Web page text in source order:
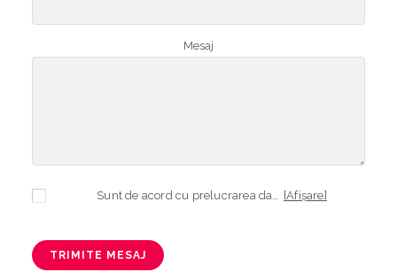
Mesaj
Sunt de acord cu prelucrarea datelor mele cu caracter personal în vederea plasării comenzii și creării opționale a contului, dacă s-a selectat opțiunea. Temeiul prelucrării îl reprezintă obligația contractuală, în scopul livrării produselor comandate, durata prelucrării fiind perioada termenului de prescripție de 3 ani de la plasarea comenzii. În măsura în care nu sunteți de acord cu prelucrarea datelor dvs, vă informăm că nu vom putea livra produsele comandate. Drepturile dvs. în calitate de persoană vizată sunt garantate prin [Afișare]
TRIMITE MESAJ